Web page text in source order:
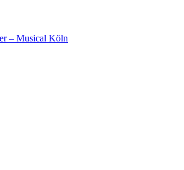
– Musical Köln